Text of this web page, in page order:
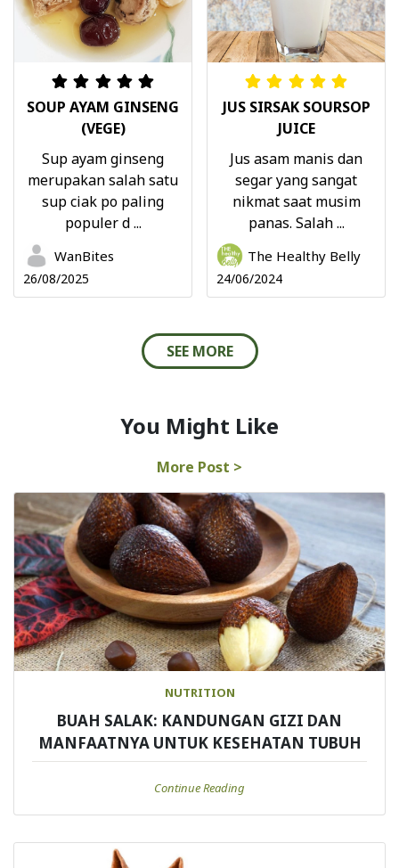
SOUP AYAM GINSENG
(VEGE)
Sup ayam ginseng
merupakan salah satu
sup ciak po paling
populer d ...
WanBites
26/08/2025
JUS SIRSAK SOURSOP
JUICE
Jus asam manis dan
segar yang sangat
nikmat saat musim
panas. Salah ...
The Healthy Belly
24/06/2024
SEE MORE
You Might Like
More Post >
NUTRITION
BUAH SALAK: KANDUNGAN GIZI DAN
MANFAATNYA UNTUK KESEHATAN TUBUH
Continue Reading